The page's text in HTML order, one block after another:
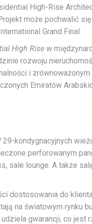
High-Rise
może pochwalić
Grand Final.
High Rise w
rozwoju
i
Emiratów
kondygnacyjnych
perforowanym
sale lounge. A także
dostosowania do
na światowym rynku
udziela gwarancji, co jest